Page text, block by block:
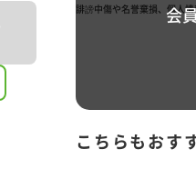
会
誹謗中傷や名誉棄損、個人
こちらもおす